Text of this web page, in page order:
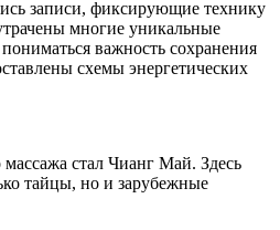
записи, фиксирующие технику
многие уникальные
важность сохранения
схемы энергетических
стал Чианг Май. Здесь
тайцы, но и зарубежные